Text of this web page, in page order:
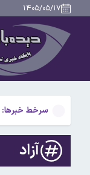
۱۴۰۵/۰۵/۱۷
سرخط خبرها:
آزاد